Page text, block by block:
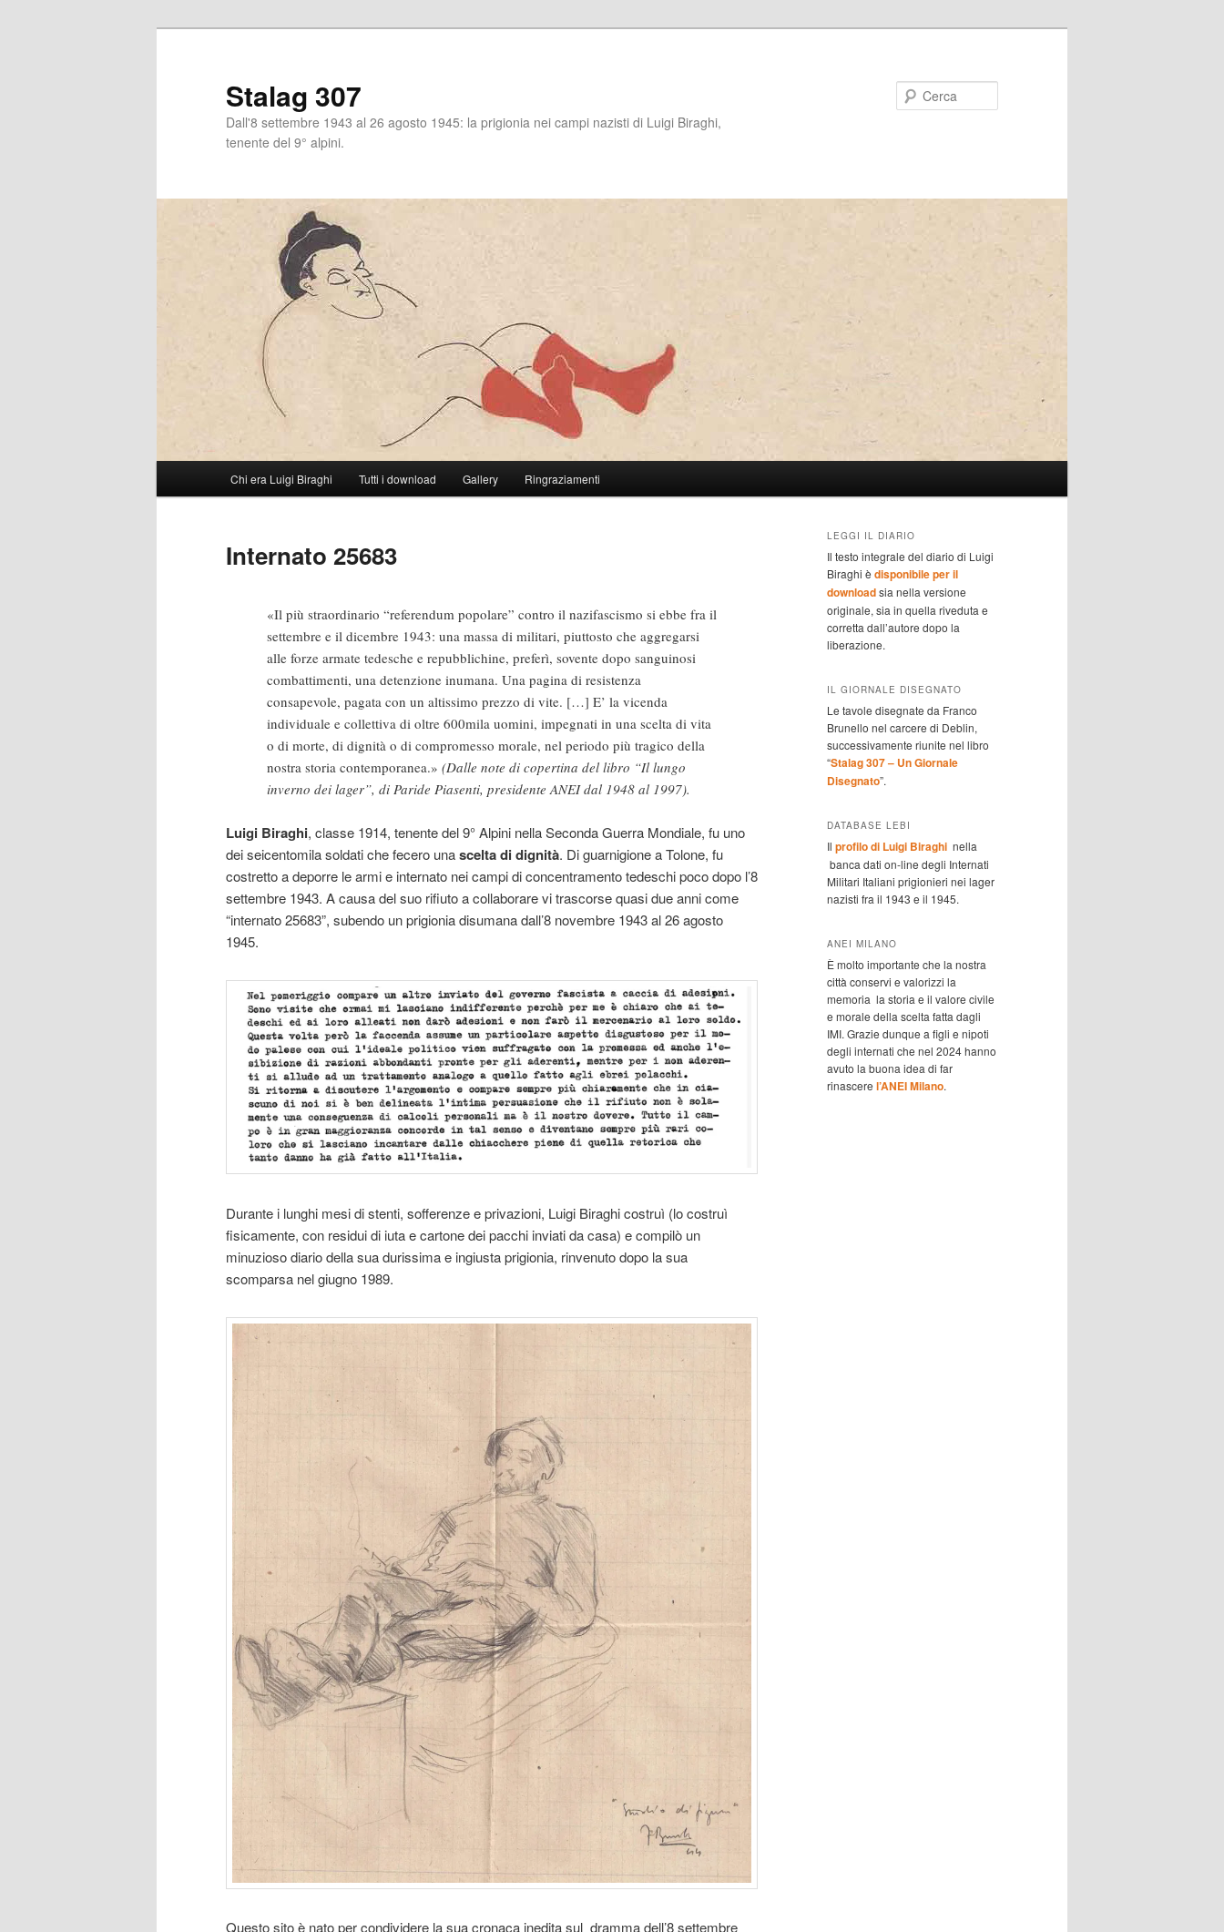
Stalag 307
Dall'8 settembre 1943 al 26 agosto 1945: la prigionia nei campi nazisti di Luigi Biraghi,
tenente del 9° alpini.
principale
Vai
principale
Chi era Luigi Biraghi Tutti i download Gallery Ringraziamenti
Internato 25683
«Il più straordinario “referendum popolare” contro il nazifascismo si ebbe fra il
settembre e il dicembre 1943: una massa di militari, piuttosto che aggregarsi
alle forze armate tedesche e repubblichine, preferì, sovente dopo sanguinosi
combattimenti, una detenzione inumana. Una pagina di resistenza
consapevole, pagata con un altissimo prezzo di vite. […] E’ la vicenda
individuale e collettiva di oltre 600mila uomini, impegnati in una scelta di vita
o di morte, di dignità o di compromesso morale, nel periodo più tragico della
nostra storia contemporanea.» (Dalle note di copertina del libro “Il lungo
inverno dei lager”, di Paride Piasenti, presidente ANEI dal 1948 al 1997).
Luigi Biraghi, classe 1914, tenente del 9° Alpini nella Seconda Guerra Mondiale, fu uno
dei seicentomila soldati che fecero unascelta di dignità. Di guarnigione a Tolone, fu
costretto a deporre le armi e internato nei campi di concentramento tedeschi poco dopo l’8
settembre 1943. A causa del suo rifiuto a collaborare vi trascorse quasi due anni come
“internato 25683”, subendo un prigionia disumana dall’8 novembre 1943 al 26 agosto
1945.
Durante i lunghi mesi di stenti, sofferenze e privazioni, Luigi Biraghi costruì (lo costruì
fisicamente, con residui di iuta e cartone dei pacchi inviati da casa) e compilò un
minuzioso diario della sua durissima e ingiusta prigionia, rinvenuto dopo la sua
scomparsa nel giugno 1989.
Questo sito è nato per condividere la sua cronaca inedita sul dramma dell’8 settembre
LEGGI IL DIARIO
Il testo integrale del diario di Luigi
Biraghi è disponibile per il
downloadsia nella versione
originale, sia in quella riveduta e
corretta dall’autore dopo la
liberazione.
IL GIORNALE DISEGNATO
Le tavole disegnate da Franco
Brunello nel carcere di Deblin,
successivamente riunite nel libro
“Stalag 307 – Un Giornale
Disegnato”.
DATABASE LEBI
Il profilo di Luigi Biraghi nella
banca dati on-line degli Internati
Militari Italiani prigionieri nei lager
nazisti fra il 1943 e il 1945.
ANEI MILANO
È molto importante che la nostra
città conservi e valorizzi la
memoria la storia e il valore civile
e morale della scelta fatta dagli
IMI. Grazie dunque a figli e nipoti
degli internati che nel 2024 hanno
avuto la buona idea di far
rinascere l’ANEI Milano.